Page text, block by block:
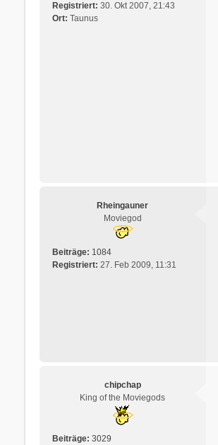
Registriert: 30. Okt 2007, 21:43
Ort: Taunus
Rheingauner
Moviegod
Beiträge: 1084
Registriert: 27. Feb 2009, 11:31
chipchap
King of the Moviegods
Beiträge: 3029